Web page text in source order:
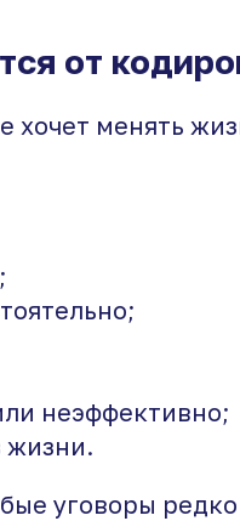
от
менять
неэффективно;
жизни.
уговоры